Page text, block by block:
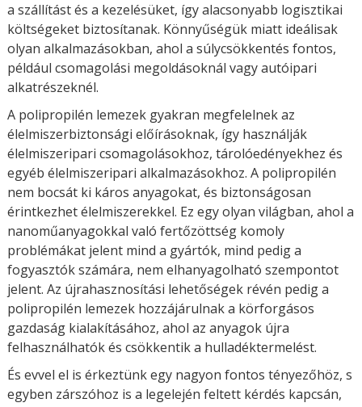
a szállítást és a kezelésüket, így alacsonyabb logisztikai
költségeket biztosítanak. Könnyűségük miatt ideálisak
olyan alkalmazásokban, ahol a súlycsökkentés fontos,
például csomagolási megoldásoknál vagy autóipari
alkatrészeknél.
A polipropilén lemezek gyakran megfelelnek az
élelmiszerbiztonsági előírásoknak, így használják
élelmiszeripari csomagolásokhoz, tárolóedényekhez és
egyéb élelmiszeripari alkalmazásokhoz. A polipropilén
nem bocsát ki káros anyagokat, és biztonságosan
érintkezhet élelmiszerekkel. Ez egy olyan világban, ahol a
nanoműanyagokkal való fertőzöttség komoly
problémákat jelent mind a gyártók, mind pedig a
fogyasztók számára, nem elhanyagolható szempontot
jelent. Az újrahasznosítási lehetőségek révén pedig a
polipropilén lemezek hozzájárulnak a körforgásos
gazdaság kialakításához, ahol az anyagok újra
felhasználhatók és csökkentik a hulladéktermelést.
És evvel el is érkeztünk egy nagyon fontos tényezőhöz, s
egyben zárszóhoz is a legelején feltett kérdés kapcsán,